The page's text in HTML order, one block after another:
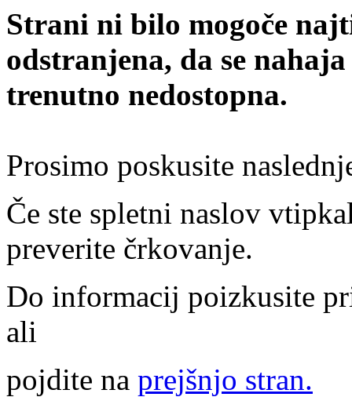
Strani ni bilo mogoče
odstranjena, da se
trenutno nedostopna.
Prosimo poskusite
Če ste spletni naslov
preverite črkovanje.
Do informacij poizkusite
ali
pojdite na prejšnjo stran.